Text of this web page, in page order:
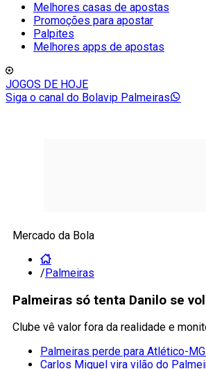
Melhores casas de apostas
Promoções para apostar
Palpites
Melhores apps de apostas
JOGOS DE HOJE
Siga o canal do Bolavip Palmeiras
Mercado da Bola
/Palmeiras
Palmeiras só tenta Danilo se
Clube vê valor fora da realidade e
Palmeiras perde para Atlético-
Carlos Miguel vira vilão do